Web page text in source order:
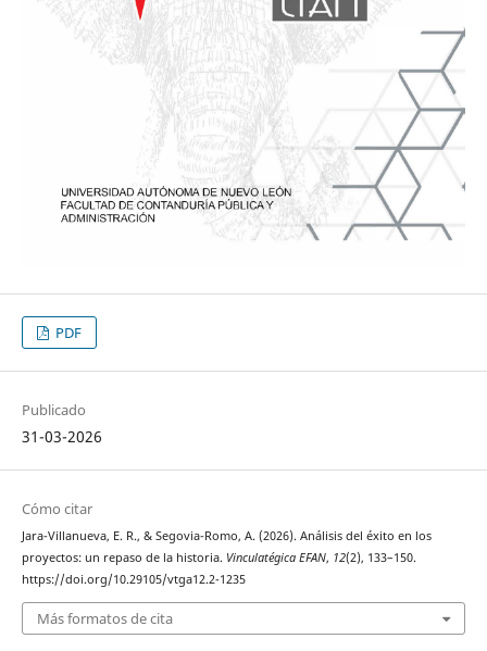
PDF
Publicado
31-03-2026
Cómo citar
Jara-Villanueva, E. R., & Segovia-Romo, A. (2026). Análisis del éxito en los
proyectos: un repaso de la historia. Vinculatégica EFAN, 12(2), 133–150.
https://doi.org/10.29105/vtga12.2-1235
Más formatos de cita